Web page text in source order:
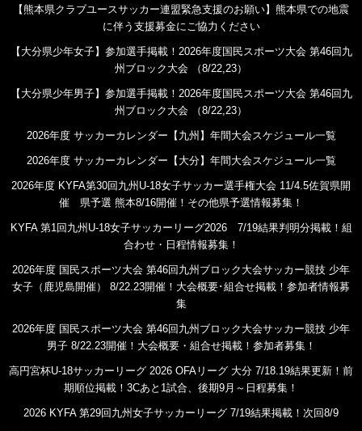
【熊本県クラブユースサッカー連盟緊急支援のお願い】熊本県での地震
に伴う支援募金にご協力ください
【大分県少年女子】参加選手掲載！2026年度国民スポーツ大会 第46回九
州ブロック大会 （8/22,23）
【大分県少年男子】参加選手掲載！2026年度国民スポーツ大会 第46回九
州ブロック大会 （8/22,23）
2026年度 サッカーカレンダー【九州】年間大会スケジュール一覧
2026年度 サッカーカレンダー【大分】年間大会スケジュール一覧
2026年度 KYFA第30回九州U-18女子サッカー選手権大会 11/4.5佐賀県開
催 県予選 熊本8/16開催！その他県予選情報募集！
KYFA 第1回九州U-18女子サッカーリーグ2026 7/19結果判明分掲載！組
合わせ・日程情報募集！
2026年度 国民スポーツ大会 第46回九州ブロック大会サッカー競技 少年
女子（鹿児島開催） 8/22.23開催！大会概要･組合せ掲載！参加者情報募
集
2026年度 国民スポーツ大会 第46回九州ブロック大会サッカー競技 少年
男子 8/22.23開催！大会概要・組合せ掲載！参加者募集！
高円宮杯U-18サッカーリーグ 2026 OFAリーグ 大分 7/18.19結果更新！前
期順位掲載！3Cあと1試合、後期9月～日程募集！
2026 KYFA 第29回九州女子サッカーリーグ 7/19結果掲載！次回8/9